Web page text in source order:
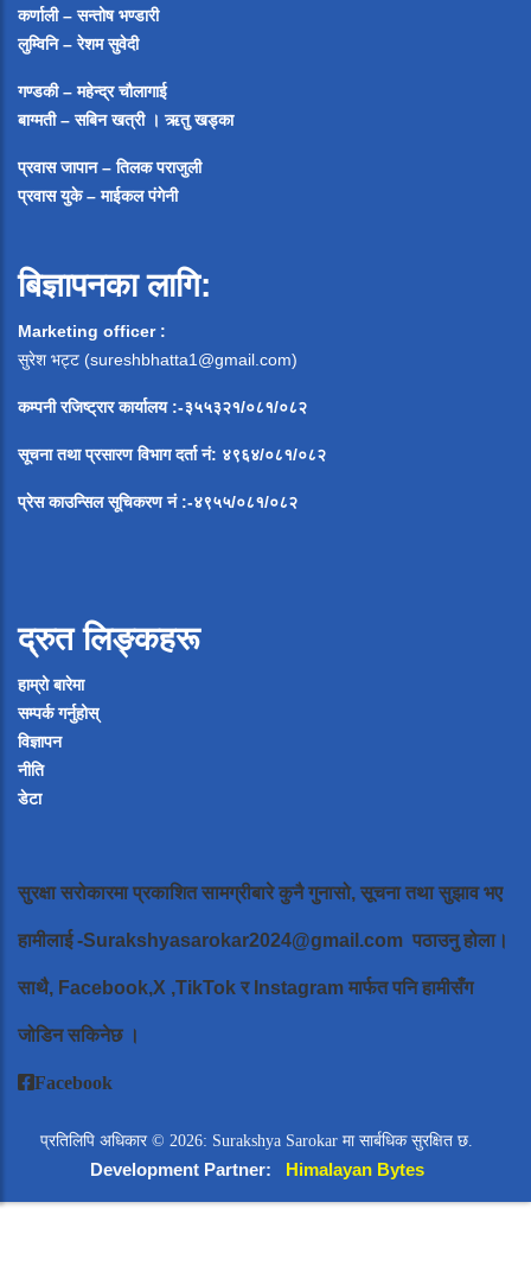
कर्णाली – सन्तोष भण्डारी
लुम्विनि – रेशम सुवेदी
गण्डकी – महेन्द्र चौलागाई
बाग्मती – सबिन खत्री ।ऋतु खड्का
प्रवास जापान – तिलक पराजुली
प्रवास युके – माईकल पंगेनी
बिज्ञापनका लागि:
Marketing officer :
सुरेश भट्ट (sureshbhatta1@gmail.com)
कम्पनी रजिष्ट्रार कार्यालय :-३५५३२१/०८१/०८२
सूचना तथा प्रसारण विभाग दर्ता नं: ४९६४/०८१/०८२
प्रेस काउन्सिल सूचिकरण नं:-४९५५/०८१/०८२
द्रुत लिङ्कहरू
हाम्रो बारेमा
सम्पर्क गर्नुहोस्
विज्ञापन
नीति
डेटा
सुरक्षा सरोकारमा प्रकाशित सामग्रीबारे कुनै गुनासो, सूचना तथा सुझाव भए
हामीलाई-Surakshyasarokar2024@gmail.com पठाउनु होला।
साथै, Facebook,X ,TikTok र Instagram मार्फत पनि हामीसँग
जोडिन सकिनेछ ।
Facebook
प्रतिलिपि अधिकार © 2026: Surakshya Sarokar मा सार्बधिक सुरक्षित छ.
Development Partner: Himalayan Bytes